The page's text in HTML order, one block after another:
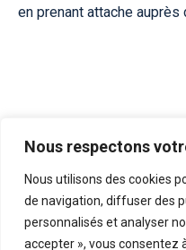
Nous respectons
Nous utilisons des cookies
de navigation, diffuser des
personnalisés et analyser
accepter », vous consentez
en prenant attache
Expertises